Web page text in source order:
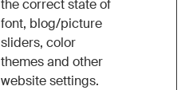
the correct state of
font, blog/picture
sliders, color
themes and other
website settings.